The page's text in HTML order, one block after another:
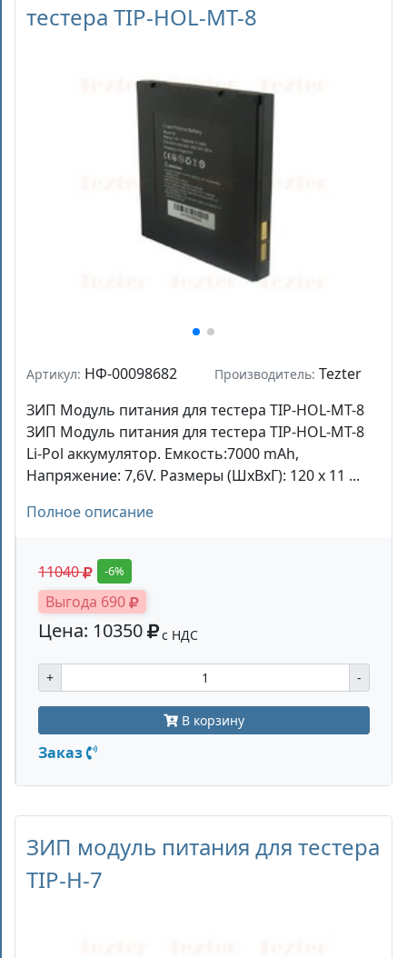
тестера TIP-HOL-MT-8
Артикул: НФ-00098682 Производитель: Tezter
ЗИП Модуль питания для тестера TIP-HOL-MT-8
ЗИП Модуль питания для тестера TIP-HOL-MT-8
Li-Pol аккумулятор. Емкость:7000 mAh,
Напряжение: 7,6V. Размеры (ШхВхГ): 120 х 11 ...
Полное описание
11040 -6%
Выгода 690
Цена: 10350 с НДС
+ -
В корзину
Заказ
ЗИП модуль питания для тестера
TIP-H-7